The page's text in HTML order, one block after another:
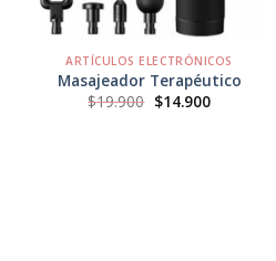
ARTÍCULOS ELECTRÓNICOS
Masajeador Terapéutico
$19.900 El
precio
$14.900El
precio